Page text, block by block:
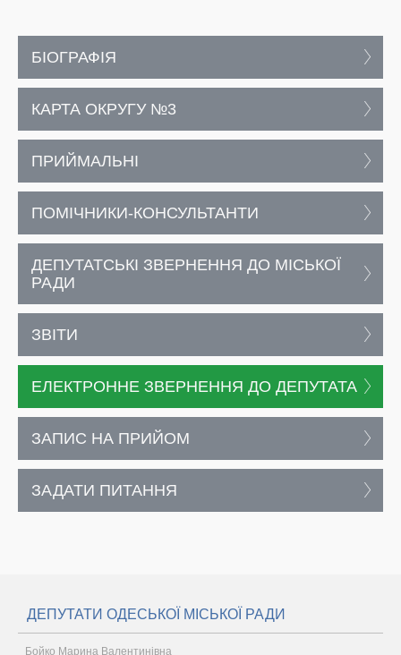
БІОГРАФІЯ
КАРТА ОКРУГУ №3
ПРИЙМАЛЬНІ
ПОМІЧНИКИ-КОНСУЛЬТАНТИ
ДЕПУТАТСЬКІ ЗВЕРНЕННЯ ДО МІСЬКОЇ
РАДИ
ЗВІТИ
ЕЛЕКТРОННЕ ЗВЕРНЕННЯ ДО ДЕПУТАТА
ЗАПИС НА ПРИЙОМ
ЗАДАТИ ПИТАННЯ
ДЕПУТАТИ ОДЕСЬКОЇ МІСЬКОЇ РАДИ
Бойко Марина Валентинівна